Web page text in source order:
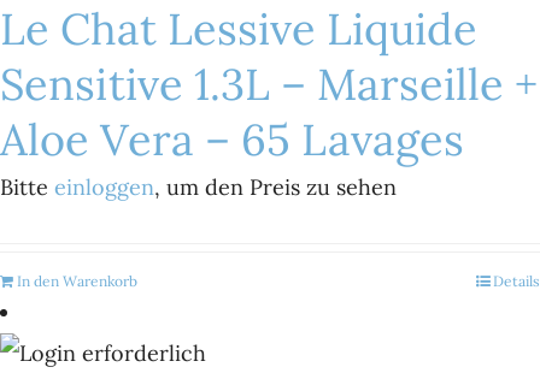
Le Chat Lessive Liquide
Sensitive 1.3L – Marseille +
Aloe Vera – 65 Lavages
Bitte einloggen, um den Preis zu sehen
In den Warenkorb Details